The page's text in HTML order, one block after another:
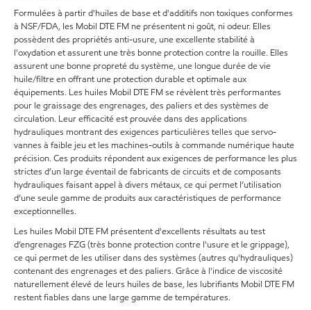
Formulées à partir d'huiles de base et d'additifs non toxiques conformes
à NSF/FDA, les Mobil DTE FM ne présentent ni goût, ni odeur. Elles
possèdent des propriétés anti-usure, une excellente stabilité à
l'oxydation et assurent une très bonne protection contre la rouille. Elles
assurent une bonne propreté du système, une longue durée de vie
huile/filtre en offrant une protection durable et optimale aux
équipements. Les huiles Mobil DTE FM se révèlent très performantes
pour le graissage des engrenages, des paliers et des systèmes de
circulation. Leur efficacité est prouvée dans des applications
hydrauliques montrant des exigences particulières telles que servo-
vannes à faible jeu et les machines-outils à commande numérique haute
précision. Ces produits répondent aux exigences de performance les plus
strictes d’un large éventail de fabricants de circuits et de composants
hydrauliques faisant appel à divers métaux, ce qui permet l’utilisation
d’une seule gamme de produits aux caractéristiques de performance
exceptionnelles.
Les huiles Mobil DTE FM présentent d'excellents résultats au test
d’engrenages FZG (très bonne protection contre l'usure et le grippage),
ce qui permet de les utiliser dans des systèmes (autres qu'hydrauliques)
contenant des engrenages et des paliers. Grâce à l'indice de viscosité
naturellement élevé de leurs huiles de base, les lubrifiants Mobil DTE FM
restent fiables dans une large gamme de températures.